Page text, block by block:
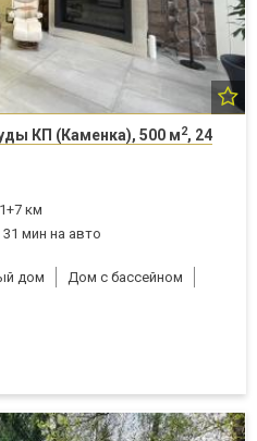
КП (Каменка), 500 м2, 24
км
мин на авто
дом
Дом с бассейном